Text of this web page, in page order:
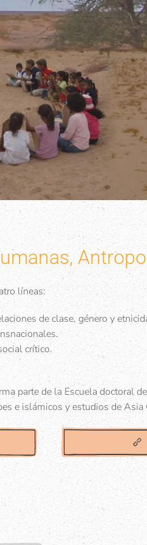
líneas:
de clase, género y
crítico.
parte de la Escuela doctoral
e islámicos y estudios de Asia